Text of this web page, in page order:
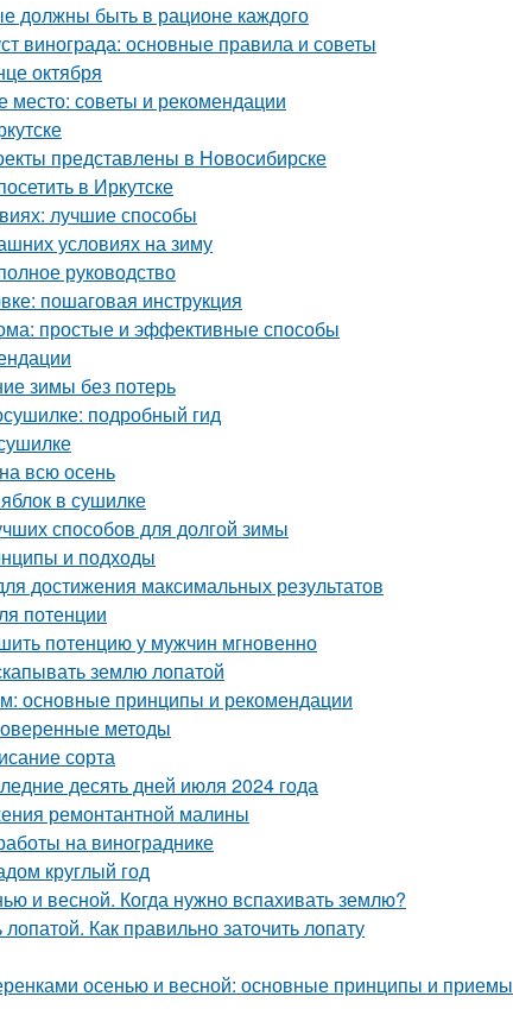
должны быть в рационе каждого
винограда: основные правила и советы
октября
место: советы и рекомендации
представлены в Новосибирске
в Иркутске
лучшие способы
условиях на зиму
руководство
пошаговая инструкция
простые и эффективные способы
зимы без потерь
подробный гид
всю осень
в сушилке
способов для долгой зимы
и подходы
достижения максимальных результатов
потенции
потенцию у мужчин мгновенно
землю лопатой
основные принципы и рекомендации
методы
сорта
десять дней июля 2024 года
ремонтантной малины
на винограднике
круглый год
и весной. Когда нужно вспахивать землю?
Как правильно заточить лопату
осенью и весной: основные принципы и приемы